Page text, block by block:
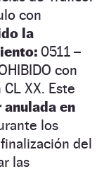
con
la
0511 –
con
XX. Este
en
los
del
las